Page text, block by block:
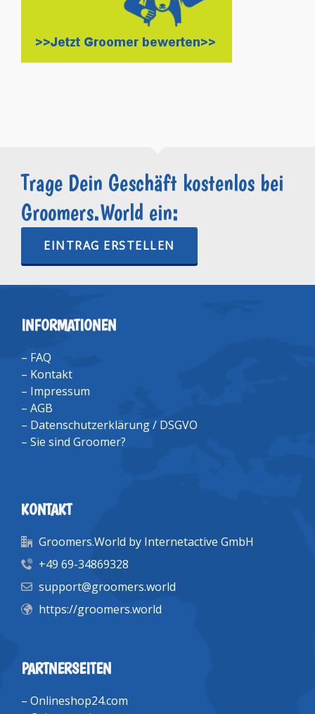
Trage Dein Geschäft kostenlos bei
Groomers.World ein:
EINTRAG ERSTELLEN
INFORMATIONEN
– FAQ
– Kontakt
– Impressum
– AGB
– Datenschutzerklärung / DSGVO
– Sie sind Groomer?
KONTAKT
Groomers.World by Internetactive GmbH
+49 69-34869328
support@groomers.world
https://groomers.world
PARTNERSEITEN
– Onlineshop24.com